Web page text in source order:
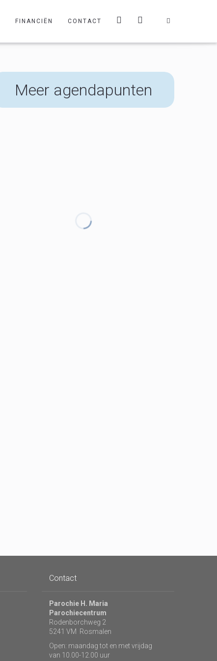
FINANCIËN CONTACT
Meer agendapunten
Contact
Parochie H. Maria
Parochiecentrum
Rodenborchweg 2
5241 VM Rosmalen
Open: maandag tot en met vrijdag
van 10.00-12.00 uur